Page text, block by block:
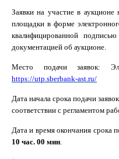
Заявки на участие в
площадки в форме
квалифицированной
документацией об аукционе.
Место подачи заявок:
https://utp.sberbank-ast.ru/
Дата начала срока подачи
соответствии с регламентом
Дата и время окончания срока
10 час. 00 мин.